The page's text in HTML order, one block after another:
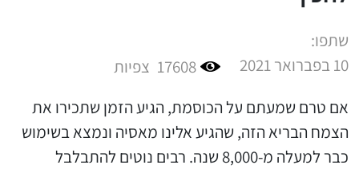
שתפו:
10 בפברואר 2021
17608 צפיות
אם טרם שמעתם על הכוסמת, הגיע הזמן שתכירו את
הצמח הבריא הזה, שהגיע אלינו מאסיה ונמצא בשימוש
כבר למעלה מ-8,000 שנה. רבים נוטים להתבלבל